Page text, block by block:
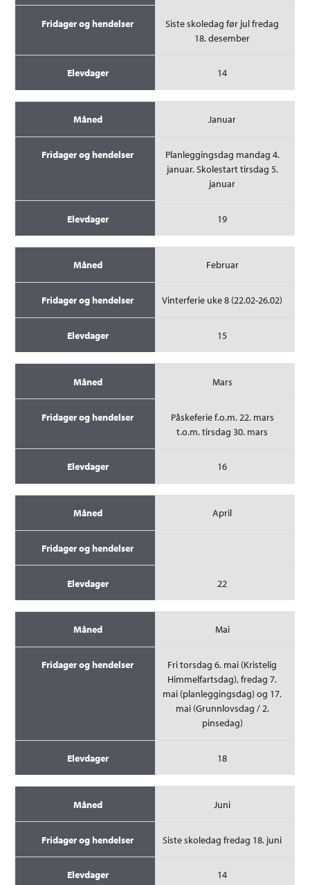
Siste skoledag før jul fredag
18. desember
14
Januar
Planleggingsdag mandag 4.
januar. Skolestart tirsdag 5.
januar
19
Februar
Vinterferie uke 8 (22.02-26.02)
15
Mars
Påskeferie f.o.m. 22. mars
t.o.m. tirsdag 30. mars
16
April
22
Mai
Fri torsdag 6. mai (Kristelig
Himmelfartsdag), fredag 7.
mai (planleggingsdag) og 17.
mai (Grunnlovsdag / 2.
pinsedag)
18
Juni
Siste skoledag fredag 18. juni
14